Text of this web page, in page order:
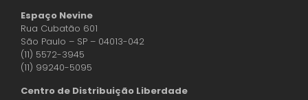
Espaço Nevine
Rua Cubatão 601
São Paulo – SP – 04013-042
(11) 5572-3945
(11) 99240-5095
Centro de Distribuição Liberdade